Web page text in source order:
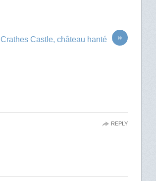
»
Crathes Castle, château hanté
REPLY